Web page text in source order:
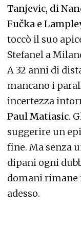
Tanjevic, di
Fučka e
toccò il suo
Stefanel a
A 32 anni di
mancano i
incertezza
Paul Matiasic.
suggerire un
fine. Ma senza
dipani ogni
domani rimane
adesso.